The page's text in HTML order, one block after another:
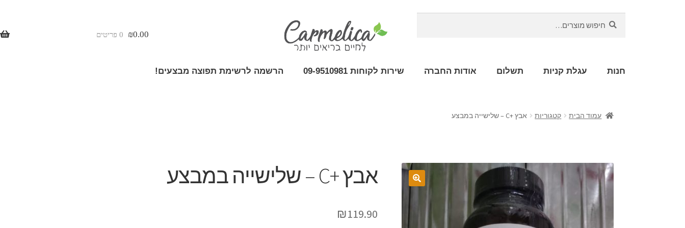
₪0.00 0 פריטים
חנות עגלת קניות תשלום אודות החברה שירות לקוחות 09-9510981 הרשמה לרשימת תפוצה מבצעים!
עמוד הבית קטגוריות אבץ +C – שלישייה במבצע
אבץ +C – שלישייה במבצע
₪119.90